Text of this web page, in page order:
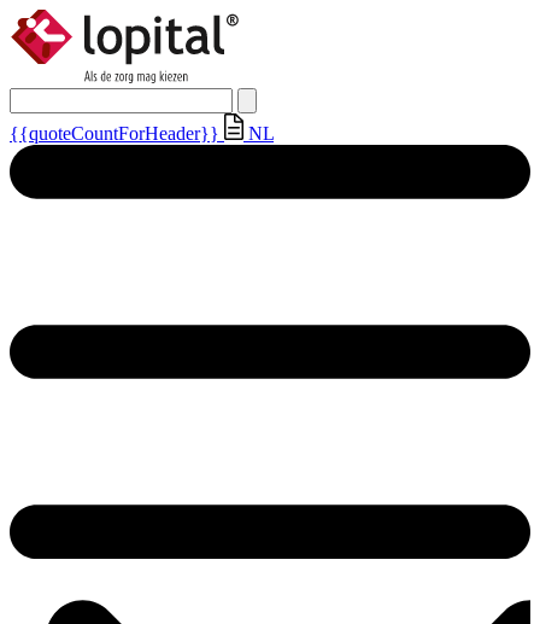
{{quoteCountForHeader}} NL